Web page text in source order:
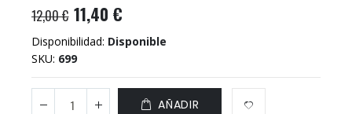
12,00 € 11,40 €
Disponibilidad: Disponible
SKU 699
AÑADIR